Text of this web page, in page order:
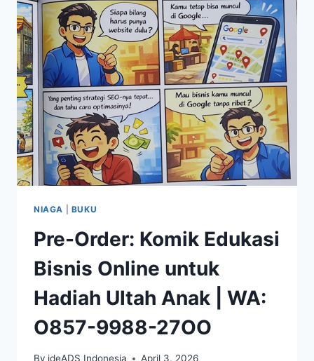
NIAGA BUKU
Pre-Order: Komik Edukasi
Bisnis Online untuk
Hadiah Ultah Anak | WA:
O857-9988-27OO
By ideADS Indonesia April 3, 2026